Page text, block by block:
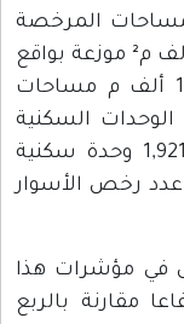
المرخصة
للبناء خلال نفس الفترة قد بلغ 650.1 ألف م² موزعة بواقع
527.6 ألف م مساحات جديدة و 122.5 ألف م مساحات
السكنية
المرخصة 2,335 وحدة سكنية، منها 1,921 وحدة سكنية
وأن عدد رخص الأسوار
في مؤشرات هذا
بالربع الثاني 2010 وارتفاعا مقارنة بالربع